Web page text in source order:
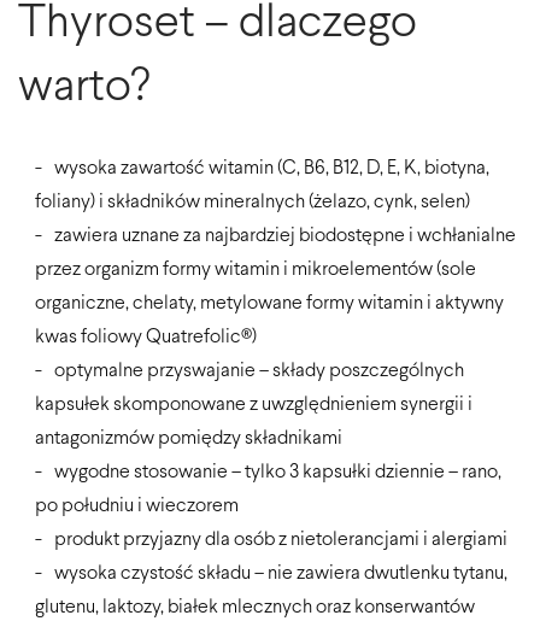
Thyroset – dlaczego
warto?
wysoka zawartość witamin (C, B6, B12, D, E, K, biotyna,
foliany) i składników mineralnych (żelazo, cynk, selen)
zawiera uznane za najbardziej biodostępne i wchłanialne
przez organizm formy witamin i mikroelementów (sole
organiczne, chelaty, metylowane formy witamin i aktywny
kwas foliowy Quatrefolic®)
optymalne przyswajanie – składy poszczególnych
kapsułek skomponowane z uwzględnieniem synergii i
antagonizmów pomiędzy składnikami
wygodne stosowanie – tylko 3 kapsułki dziennie – rano,
po południu i wieczorem
produkt przyjazny dla osób z nietolerancjami i alergiami
wysoka czystość składu – nie zawiera dwutlenku tytanu,
glutenu, laktozy, białek mlecznych oraz konserwantów